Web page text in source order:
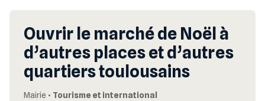
Ouvrir le marché de Noël à
d’autres places et d’autres
quartiers toulousains
Mairie • Tourisme et international